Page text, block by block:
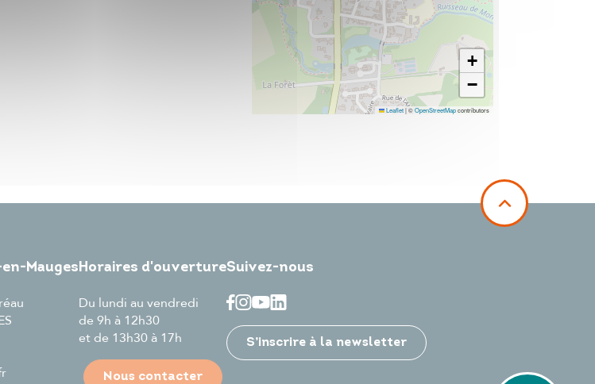
+
−
Leaflet|©OpenStreetMapcontributors
MaugesHoraires d'ouverture
Du lundi au vendredi
de 9h à 12h30
et de 13h30 à 17h
Nous contacter
Suivez-nous
S’inscrire à la newsletter